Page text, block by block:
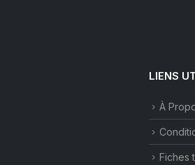
LIENS
À
Fiches